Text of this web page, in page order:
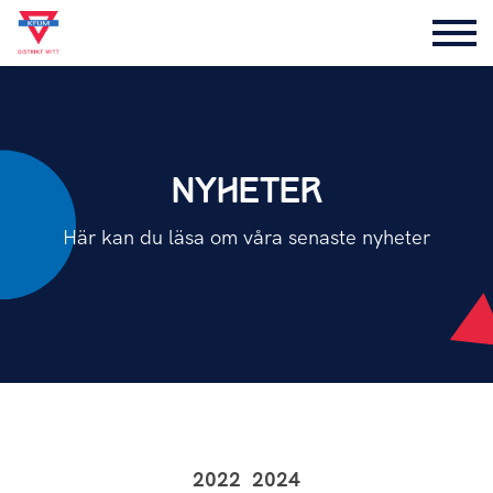
NYHETER
Här kan du läsa om våra senaste nyheter
2024
2022